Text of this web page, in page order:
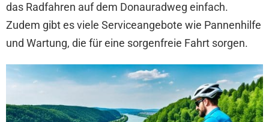
das Radfahren auf dem Donauradweg einfach.
Zudem gibt es viele Serviceangebote wie Pannenhilfe
und Wartung, die für eine sorgenfreie Fahrt sorgen.